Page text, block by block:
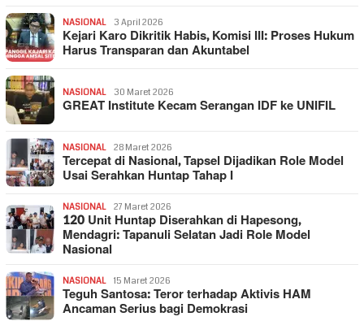
NASIONAL 3 April 2026
Kejari Karo Dikritik Habis, Komisi III: Proses Hukum
Harus Transparan dan Akuntabel
NASIONAL 30 Maret 2026
GREAT Institute Kecam Serangan IDF ke UNIFIL
NASIONAL 28 Maret 2026
Tercepat di Nasional, Tapsel Dijadikan Role Model
Usai Serahkan Huntap Tahap I
NASIONAL 27 Maret 2026
120 Unit Huntap Diserahkan di Hapesong,
Mendagri: Tapanuli Selatan Jadi Role Model
Nasional
NASIONAL 15 Maret 2026
Teguh Santosa: Teror terhadap Aktivis HAM
Ancaman Serius bagi Demokrasi